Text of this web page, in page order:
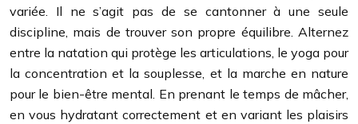
variée. Il ne s’agit pas de se cantonner à une seule
discipline, mais de trouver son propre équilibre. Alternez
entre la natation qui protège les articulations, le yoga pour
la concentration et la souplesse, et la marche en nature
pour le bien-être mental. En prenant le temps de mâcher,
en vous hydratant correctement et en variant les plaisirs